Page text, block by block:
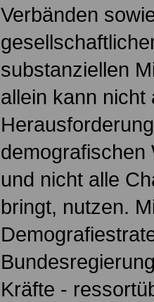
Verbänden
substanziellen
allein kann nicht
demografischen
und nicht alle
bringt, nutzen.
Kräfte -